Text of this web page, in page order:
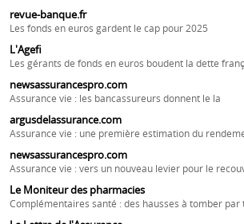
revue-banque.fr
Les fonds en euros gardent le cap pour 2025
L'Agefi
Les gérants de fonds en euros boudent la dette
newsassurancespro.com
Assurance vie : les bancassureurs donnent le la
argusdelassurance.com
Assurance vie : une première estimation du
newsassurancespro.com
Assurance vie : vers un nouveau levier pour le
Le Moniteur des pharmacies
Complémentaires santé : des hausses à tomber par